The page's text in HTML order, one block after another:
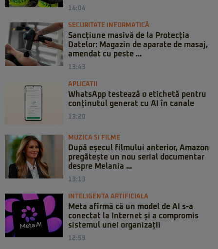
14:04
SECURITATE INFORMATICĂ
Sancțiune masivă de la Protecția
Datelor: Magazin de aparate de masaj,
amendat cu peste ...
13:43
APLICATII
WhatsApp testează o etichetă pentru
conținutul generat cu AI în canale
13:20
MUZICA SI FILME
După eșecul filmului anterior, Amazon
pregătește un nou serial documentar
despre Melania ...
13:13
INTELIGENTA ARTIFICIALA
Meta afirmă că un model de AI s-a
conectat la Internet și a compromis
sistemul unei organizații
12:59